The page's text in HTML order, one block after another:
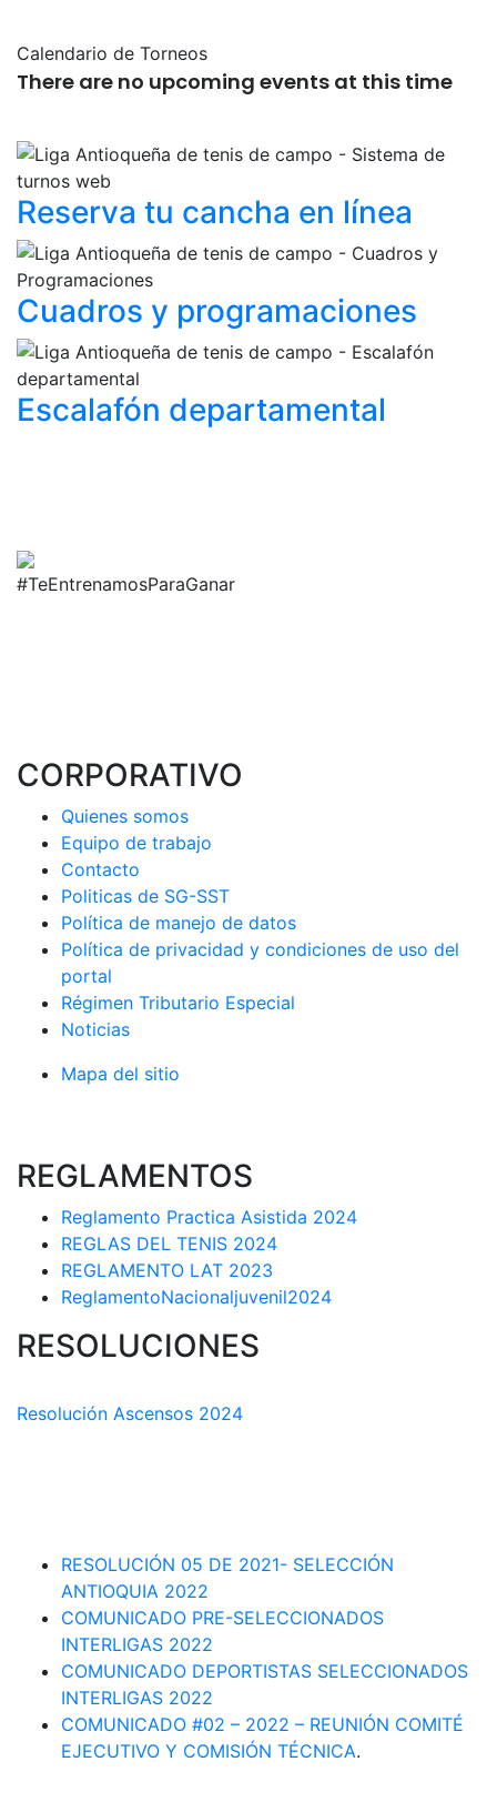
Calendario de Torneos
There are no upcoming events at this time
Reserva tu cancha en línea
Cuadros y programaciones
Escalafón departamental
#TeEntrenamosParaGanar
CORPORATIVO
Quienes somos
Equipo de trabajo
Contacto
Politicas de SG-SST
Política de manejo de datos
Política de privacidad y condiciones de uso del
portal
Régimen Tributario Especial
Noticias
Mapa del sitio
REGLAMENTOS
Reglamento Practica Asistida 2024
REGLAS DEL TENIS 2024
REGLAMENTO LAT 2023
ReglamentoNacionaljuvenil2024
RESOLUCIONES
Resolución Ascensos 2024
RESOLUCIÓN 05 DE 2021- SELECCIÓN
ANTIOQUIA 2022
COMUNICADO PRE-SELECCIONADOS
INTERLIGAS 2022
COMUNICADO DEPORTISTAS SELECCIONADOS
INTERLIGAS 2022
COMUNICADO #02 – 2022 – REUNIÓN COMITÉ
EJECUTIVO Y COMISIÓN TÉCNICA.